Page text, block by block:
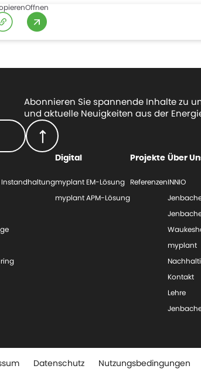
Offnen
Abonnieren Sie spannende Inhalte zu
und aktuelle Neuigkeiten aus der
Digital
myplant EM-Lösung
myplant APM-Lösung
Projekte
Referenzen
Über
INNIO
myplant
Kontakt
Lehre
Datenschutz Nutzungsbedingungen